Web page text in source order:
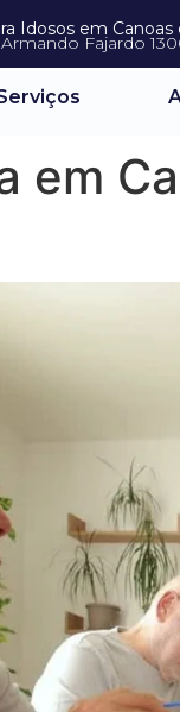
Idosos em
Fajardo
em